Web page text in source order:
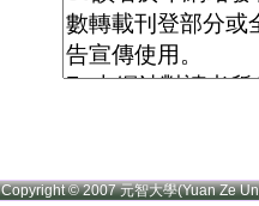
Copyright © 2007 元智大學(Yuan Ze